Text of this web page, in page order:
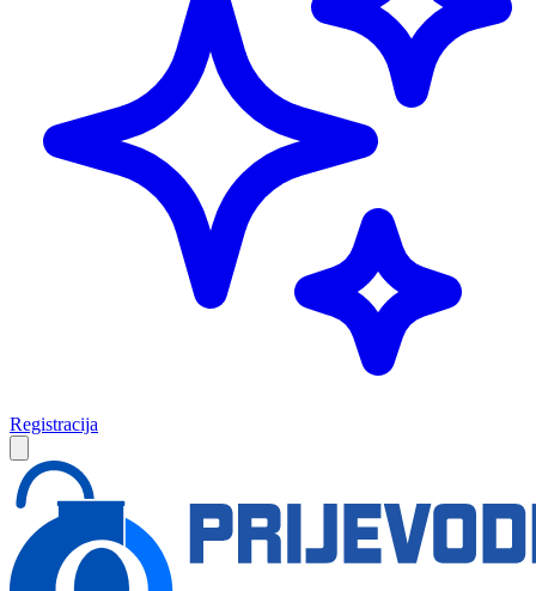
Registracija